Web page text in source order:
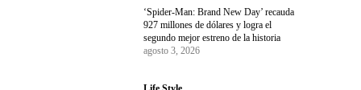
‘Spider-Man: Brand New Day’ recauda
927 millones de dólares y logra el
segundo mejor estreno de la historia
agosto 3, 2026